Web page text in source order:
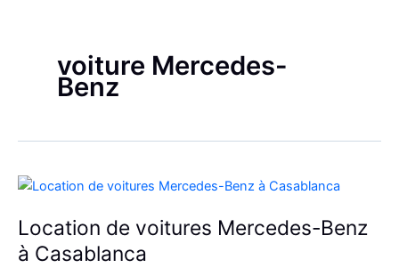
voiture Mercedes-
Benz
Location de voitures Mercedes-Benz
à Casablanca